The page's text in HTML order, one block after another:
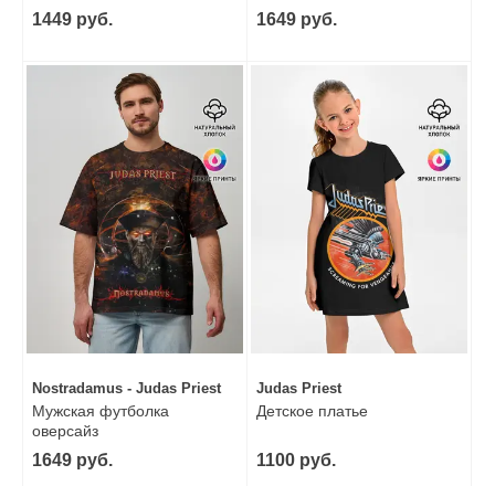
1449 руб. 1649 руб.
Nostradamus - Judas Priest
Мужская футболка
оверсайз
1649 руб.
Judas Priest
Детское платье
1100 руб.